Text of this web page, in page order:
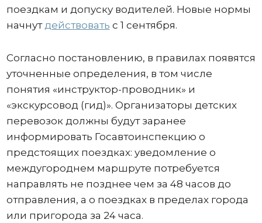
поездкам и допуску водителей. Новые нормы
начнут действовать с 1 сентября.
Согласно постановлению, в правилах появятся
уточненные определения, в том числе
понятия «инструктор-проводник» и
«экскурсовод (гид)». Организаторы детских
перевозок должны будут заранее
информировать Госавтоинспекцию о
предстоящих поездках: уведомление о
междугороднем маршруте потребуется
направлять не позднее чем за 48 часов до
отправления, а о поездках в пределах города
или пригорода за 24 часа.